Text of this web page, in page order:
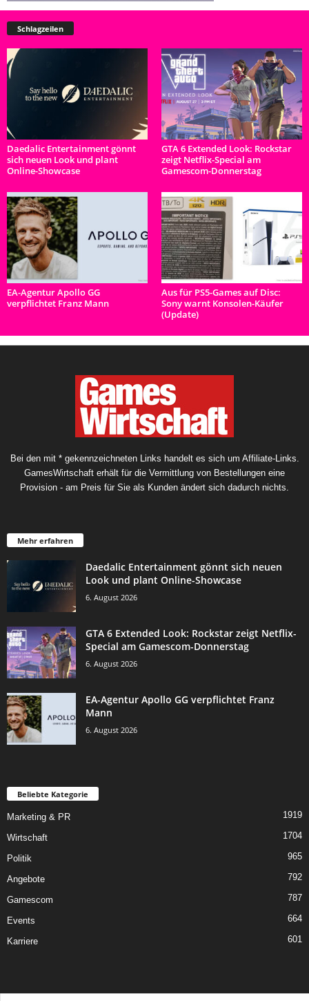
Schlagzeilen
Daedalic Entertainment gönnt
sich neuen Look und plant
Online-Showcase
GTA 6 Extended Look: Rockstar
zeigt Netflix-Special am
Gamescom-Donnerstag
EA-Agentur Apollo GG
verpflichtet Franz Mann
Aus für PS5-Games auf Disc:
Sony warnt Konsolen-Käufer
(Update)
Bei den mit * gekennzeichneten Links handelt es sich um Affiliate-Links.
GamesWirtschaft erhält für die Vermittlung von Bestellungen eine
Provision - am Preis für Sie als Kunden ändert sich dadurch nichts.
Mehr erfahren
Daedalic Entertainment gönnt sich neuen
Look und plant Online-Showcase
6. August 2026
GTA 6 Extended Look: Rockstar zeigt Netflix-
Special am Gamescom-Donnerstag
6. August 2026
EA-Agentur Apollo GG verpflichtet Franz
Mann
6. August 2026
Beliebte Kategorie
Marketing & PR 1919
Wirtschaft 1704
Politik 965
Angebote 792
Gamescom 787
Events 664
Karriere 601